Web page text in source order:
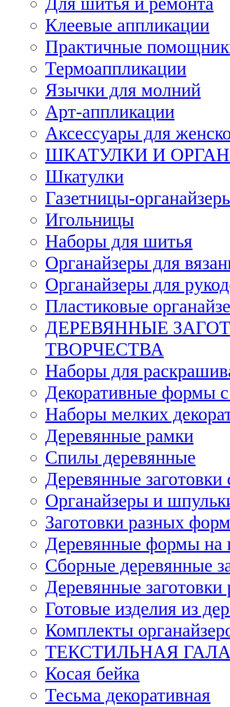
Клеевые аппликации
Практичные
Термоаппликации
Язычки для молний
Арт-аппликации
Аксессуары для
ШКАТУЛКИ И
Шкатулки
Газетницы-
Игольницы
Наборы для шитья
Органайзеры для
Органайзеры для
Пластиковые
ДЕРЕВЯННЫЕ
ТВОРЧЕСТВА
Наборы для
Декоративные формы с
Наборы мелких
Деревянные рамки
Спилы деревянные
Деревянные заготовки
Органайзеры и
Заготовки разных
Деревянные формы на
Сборные деревянные
Деревянные заготовки
Готовые изделия из
Комплекты
ТЕКСТИЛЬНАЯ
Косая бейка
Тесьма декоративная